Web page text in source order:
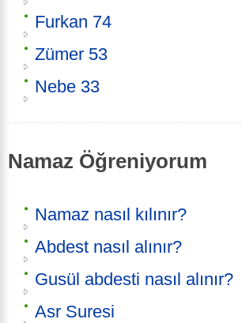
Furkan 74
Zümer 53
Nebe 33
Namaz Öğreniyorum
Namaz nasıl kılınır?
Abdest nasıl alınır?
Gusül abdesti nasıl alınır?
Asr Suresi